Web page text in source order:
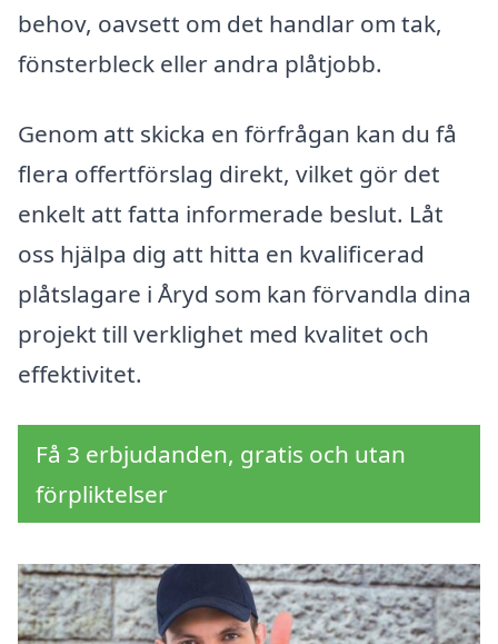
behov, oavsett om det handlar om tak,
fönsterbleck eller andra plåtjobb.
Genom att skicka en förfrågan kan du få
flera offertförslag direkt, vilket gör det
enkelt att fatta informerade beslut. Låt
oss hjälpa dig att hitta en kvalificerad
plåtslagare i Åryd som kan förvandla dina
projekt till verklighet med kvalitet och
effektivitet.
Få 3 erbjudanden, gratis och utan
förpliktelser